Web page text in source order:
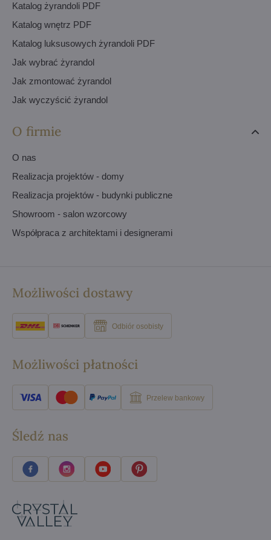
Katalog żyrandoli PDF
Katalog wnętrz PDF
Katalog luksusowych żyrandoli PDF
Jak wybrać żyrandol
Jak zmontować żyrandol
Jak wyczyścić żyrandol
O firmie
O nas
Realizacja projektów - domy
Realizacja projektów - budynki publiczne
Showroom - salon wzorcowy
Współpraca z architektami i designerami
Możliwości dostawy
Odbiór osobisty
Możliwości płatności
Przelew bankowy
Śledź nas